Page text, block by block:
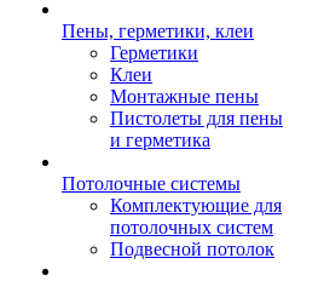
Пены, герметики, клеи
Герметики
Клеи
Монтажные пены
Пистолеты для пены
и герметика
Потолочные системы
Комплектующие для
потолочных систем
Подвесной потолок